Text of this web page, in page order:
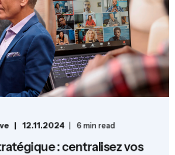
12.11.2024 6 min read
: centralisez vos